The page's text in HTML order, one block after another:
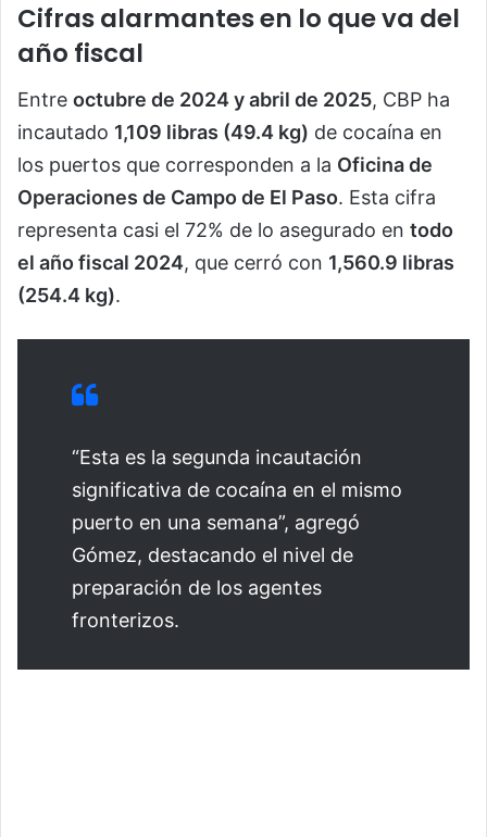
Cifras alarmantes en lo que va del
año fiscal
Entre octubre de 2024 y abril de 2025, CBP ha
incautado 1,109 libras (49.4 kg) de cocaína en
los puertos que corresponden a la Oficina de
Operaciones de Campo de El Paso. Esta cifra
representa casi el 72% de lo asegurado en todo
el año fiscal 2024, que cerró con 1,560.9 libras
(254.4 kg).
“Esta es la segunda incautación
significativa de cocaína en el mismo
puerto en una semana”, agregó
Gómez, destacando el nivel de
preparación de los agentes
fronterizos.